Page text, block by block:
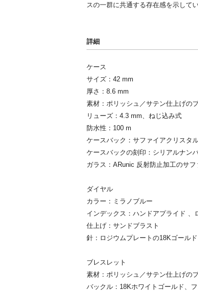
スの一群に共通する存在感を示してい
詳細
ケース
サイズ：42 mm
厚さ：8.6 mm
素材：ポリッシュ／サテン仕上げの
リューズ：4.3 mm、ねじ込み式
防水性：100 m
ケースバック：サファイアクリスタ
ケースバックの刻印：シリアルナン
ガラス：ARunic 反射防止加工のサ
ダイヤル
カラー：ミラノブルー
インデックス：ハンドアプライド 、
仕上げ：サンドブラスト
針：ロジウムプレートの18Kゴール
ブレスレット
素材：ポリッシュ／サテン仕上げの
バックル：18Kホワイトゴールド、